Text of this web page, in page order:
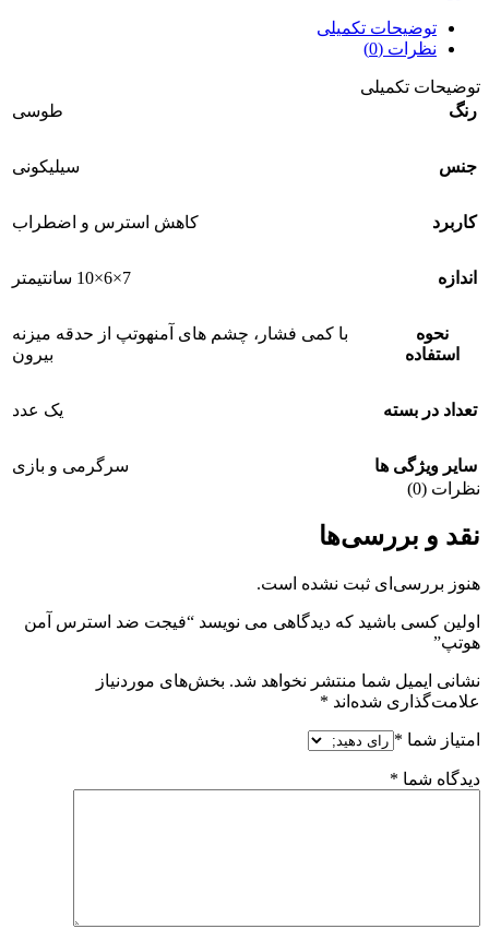
توضیحات تکمیلی
نظرات (0)
توضیحات تکمیلی
رنگ
طوسی
جنس سیلیکونی
کاربرد کاهش استرس و اضطراب
اندازه 7×6×10 سانتیمتر
نحوه
استفاده
با کمی فشار، چشم های آمنهوتپ از حدقه میزنه
بیرون
تعداد در بسته یک عدد
سایر ویژگی ها
سرگرمی و بازی
نظرات (0)
نقد و بررسی‌ها
هنوز بررسی‌ای ثبت نشده است.
اولین کسی باشید که دیدگاهی می نویسد “فیجت ضد استرس آمن
هوتپ”
نشانی ایمیل شما منتشر نخواهد شد. بخش‌های موردنیاز
علامت‌گذاری شده‌اند *
امتیاز شما *
دیدگاه شما *